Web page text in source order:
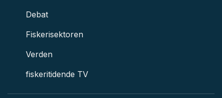
Debat
Fiskerisektoren
Verden
fiskeritidende TV